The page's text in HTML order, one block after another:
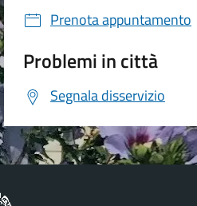
Prenota appuntamento
Problemi in città
Segnala disservizio